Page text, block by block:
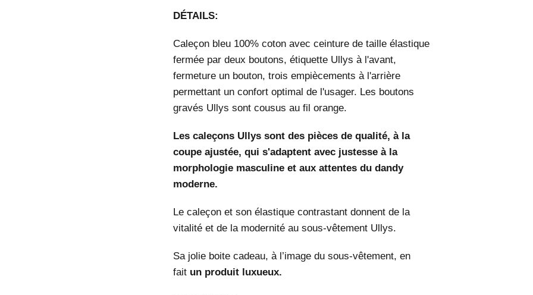
DÉTAILS:
Caleçon bleu 100% coton avec ceinture de taille élastique
fermée par deux boutons, étiquette Ullys à l'avant,
fermeture un bouton, trois empiècements à l'arrière
permettant un confort optimal de l'usager. Les boutons
gravés Ullys sont cousus au fil orange.
Les caleçons Ullys sont des pièces de qualité, à la
coupe ajustée, qui s'adaptent avec justesse à la
morphologie masculine et aux attentes du dandy
moderne.
Le caleçon et son élastique contrastant donnent de la
vitalité et de la modernité au sous-vêtement Ullys.
Sa jolie boite cadeau, à l’image du sous-vêtement, en
fait un produit luxueux.